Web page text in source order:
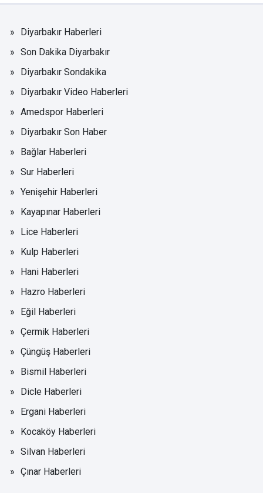
Diyarbakır Haberleri
Son Dakika Diyarbakır
Diyarbakır Sondakika
Diyarbakır Video Haberleri
Amedspor Haberleri
Diyarbakır Son Haber
Bağlar Haberleri
Sur Haberleri
Yenişehir Haberleri
Kayapınar Haberleri
Lice Haberleri
Kulp Haberleri
Hani Haberleri
Hazro Haberleri
Eğil Haberleri
Çermik Haberleri
Çüngüş Haberleri
Bismil Haberleri
Dicle Haberleri
Ergani Haberleri
Kocaköy Haberleri
Silvan Haberleri
Çınar Haberleri